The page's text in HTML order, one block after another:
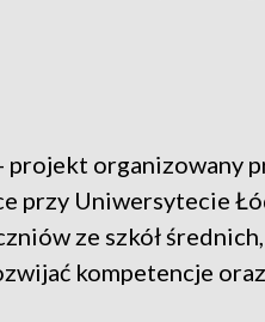
projekt organizowany
przy Uniwersytecie
ze szkół
kompetencje